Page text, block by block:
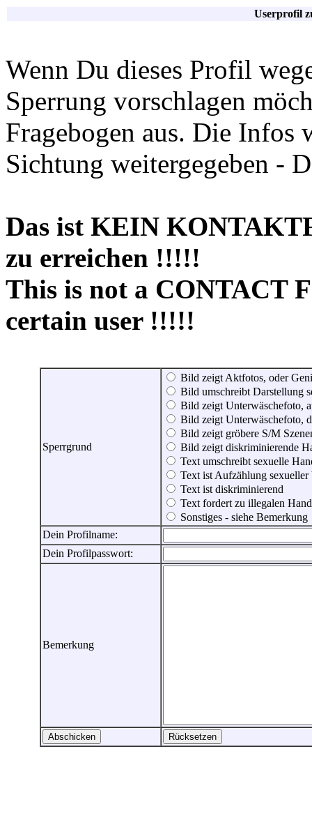
Userprofil
Wenn Du dieses Profil
Sperrung vorschlagen
Fragebogen aus. Die Infos
Sichtung weitergegeben -
Das ist KEIN
zu erreichen !!!!!
This is not a CONTACT
certain user !!!!!
Sperrgrund
Bild zeigt Aktfotos, oder
Bild umschreibt Darstellung
Bild zeigt Unterwäschefoto,
Bild zeigt Unterwäschefoto,
Bild zeigt gröbere S/M
Bild zeigt diskriminierende
Text umschreibt sexuelle
Text ist Aufzählung sexueller
Text ist diskriminierend
Text fordert zu illegalen
Sonstiges - siehe Bemerkung
Dein Profilname:
Dein Profilpasswort:
Bemerkung